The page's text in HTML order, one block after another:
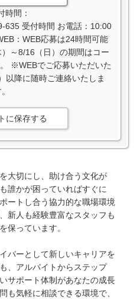
時間：
635 受付時間 お電話：10:00
：WEB応募は24時間可能
～8/16（日）の期間はコー
※WEBでご応募いただいた
以降に随時ご連絡いたしま
に保存する
大切にし、助け合う文化が
誰かが困っていればすぐに
ートし合う協力的な職場環境
新人も経験豊富なスタッフも
保っています。
バーとして新しいキャリアを
、アルバイトからステップ
サポート体制があなたの成長
も気軽に相談できる環境で、